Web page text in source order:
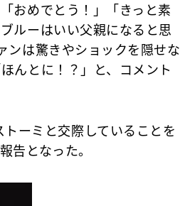
おめでとう！」「きっと素
ルーはいい父親になると思
ンは驚きやショックを隠せな
んとに！？」と、コメント
ーミと交際していることを
告となった。